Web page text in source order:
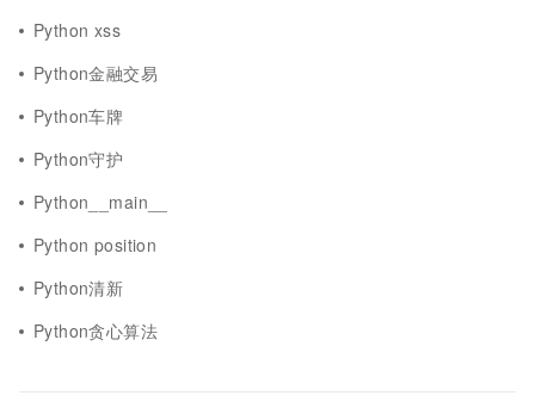
Python xss
Python金融交易
Python车牌
Python守护
Python__main__
Python position
Python清新
Python贪心算法